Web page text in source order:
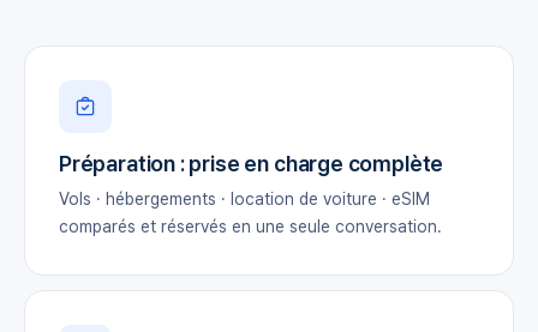
Préparation : prise en charge complète
Vols · hébergements · location de voiture · eSIM
comparés et réservés en une seule conversation.